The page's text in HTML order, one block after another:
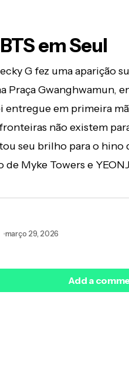
em Seul
G fez uma aparição
Praça Gwanghwamun,
entregue em primeira
não existem
seu brilho para o hino
de Myke Towers e
março 29, 2026
Add a